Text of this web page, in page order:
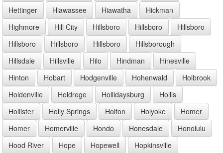
Hettinger
Hiawassee Hiawatha
Hickman
Highmore
Hill City Hillsboro Hillsboro
Hillsboro
Hillsboro
Hillsboro Hillsboro
Hillsborough
Hillsdale
Hillsville Hilo Hindman
Hinesville
Hinton
Hobart Hodgenville Hohenwald
Holbrook
Holdenville
Holdrege Hollidaysburg
Hollis
Hollister
Holly Springs Holton Holyoke
Homer
Homer
Homerville Hondo Honesdale
Honolulu
Hood River
Hope Hopewell
Hopkinsville